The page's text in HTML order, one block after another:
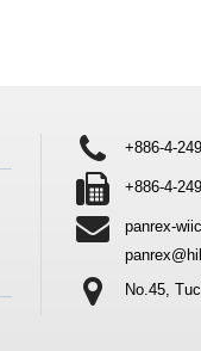
+886-4-
+886-4-
panrex-
No.45,